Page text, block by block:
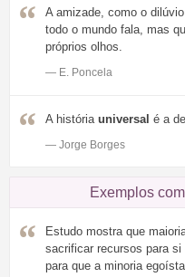
A amizade, como o dilúvio
todo o mundo fala, mas
próprios olhos.
— E. Poncela
A história universal é a
— Jorge Borges
Exemplos
Estudo mostra que
sacrificar recursos para
para que a minoria